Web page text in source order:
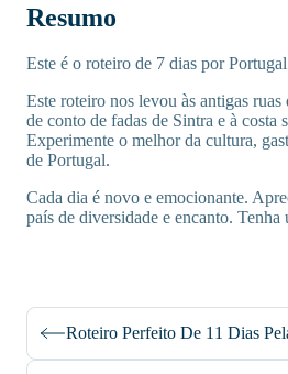
Resumo
Este é o roteiro de 7 dias por
Este roteiro nos levou às antigas
de conto de fadas de Sintra e à costa
Experimente o melhor da cultura,
de Portugal.
Cada dia é novo e emocionante.
país de diversidade e encanto.
Roteiro Perfeito De 11 Dias